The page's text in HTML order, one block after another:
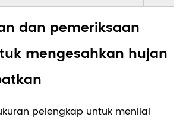
dan pemeriksaan
mengesahkan hujan
pelengkap untuk menilai